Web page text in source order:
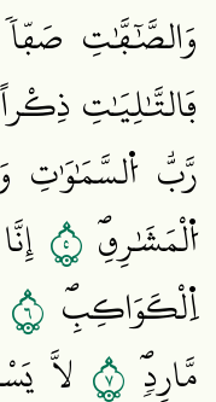
وَالصَّٰٓفَّٰتِ صَفّاٗ
فَالتَّٰلِيَٰتِ ذِكْراً
رَّبُّ اُ۬لسَّمَٰوَٰتِ
اُ۬لْمَشَٰرِقِۖ ٥
اِ۬لْكَوَاكِبِۖ ٦
مَّارِدٖۖ ٧ لَّا